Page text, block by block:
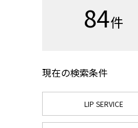
84件
現在の検索条件
LIP SERVICE